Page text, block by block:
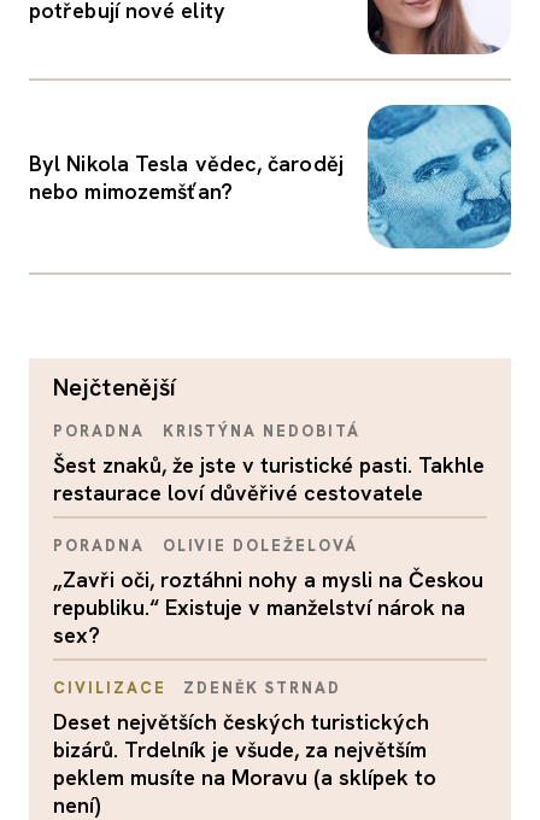
potřebují nové elity
Byl Nikola Tesla vědec, čaroděj
nebo mimozemšťan?
nejčtenější
PORADNA KRISTÝNA NEDOBITÁ
Šest znaků, že jste v turistické pasti. Takhle
restaurace loví důvěřivé cestovatele
PORADNA OLIVIE DOLEŽELOVÁ
„Zavři oči, roztáhni nohy a mysli na Českou
republiku.“ Existuje v manželství nárok na
sex?
CIVILIZACE ZDENĚK STRNAD
Deset největších českých turistických
bizárů. Trdelník je všude, za největším
peklem musíte na Moravu (a sklípek to
není)